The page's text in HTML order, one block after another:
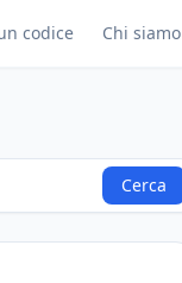
codice Chi siamo
Cerca